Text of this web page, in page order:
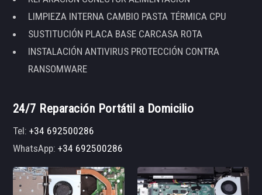
LIMPIEZA INTERNA CAMBIO PASTA TÉRMICA CPU
SUSTITUCIÓN PLACA BASE CARCASA ROTA
INSTALACIÓN ANTIVIRUS PROTECCIÓN CONTRA
RANSOMWARE
24/7 Reparación Portátil a Domicilio
Tel:+34 692500286
WhatsApp:+34 692500286